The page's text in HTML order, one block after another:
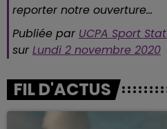
reporter notre ouverture...
Publiée par UCPA Sport
sur Lundi 2 novembre 2020
FIL D'ACTUS